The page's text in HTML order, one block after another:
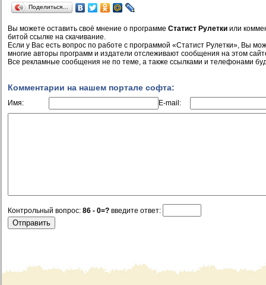
Поделиться…
Вы можете оставить своё мнение о программе Статист Рулетки или
битой ссылке на скачивание.
Если у Вас есть вопрос по работе с программой «Статист Рулетки», Вы
многие авторы программ и издатели отслеживают сообщения на этом
Все рекламные сообщения не по теме, а также ссылками и телефонами
Комментарии на нашем портале софта:
Имя: E-mail:
Контрольный вопрос: 86 - 0=? введите ответ: